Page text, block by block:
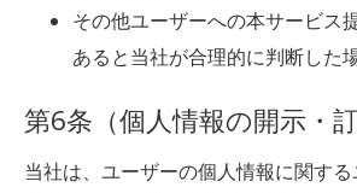
その他ユーザーへの本サービス
あると当社が合理的に判断した
第6条（個人情報の開示・訂
当社は、ユーザーの個人情報に関す